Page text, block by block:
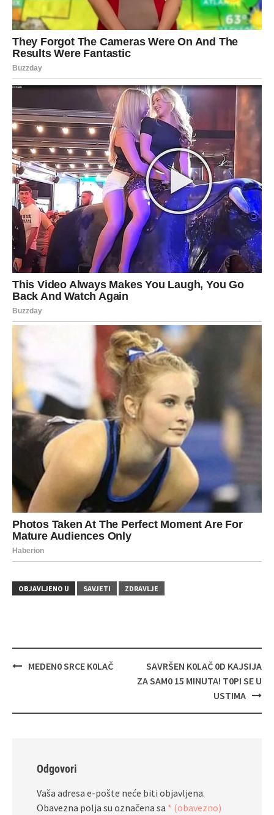
OBJAVLJENO U SAVJETI ZDRAVLJE
Navigacija
MEDEN0 SRCE K0LAČ
SAVRŠEN K0LAČ 0D KAJSIJA
ZA SAM0 15 MINUTA! T0PI SE U
USTIMA
Odgovori
Vaša adresa e-pošte neće biti objavljena.
Obavezna polja su označena sa * (obavezno)